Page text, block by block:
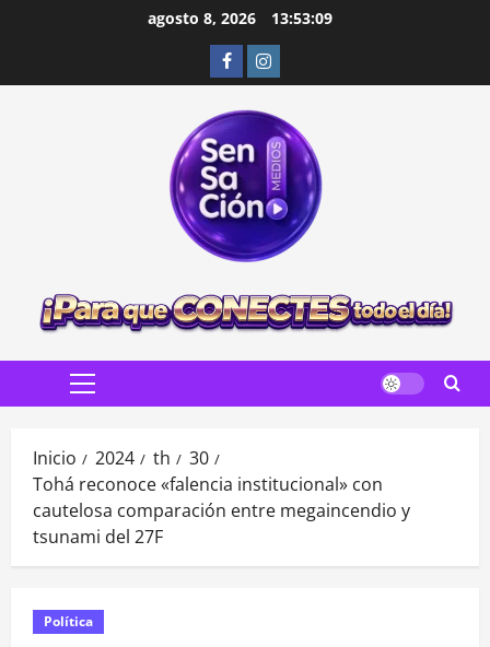
agosto 8, 2026 13:53:11
FacebookInstagram
Menú
Inicio 2024 th
30
Tohá reconoce «falencia institucional» con
cautelosa comparación entre megaincendio y
tsunami del 27F
Política